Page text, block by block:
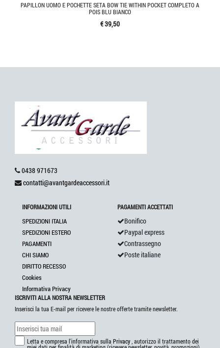
PAPILLON UOMO E POCHETTE SETA BOW TIE WITHIN POCKET COMPLETO A
POIS BLU BIANCO
€ 39,50
0438 971673
contatti@avantgardeaccessori.it
INFORMAZIONI UTILI
SPEDIZIONI ITALIA
SPEDIZIONI ESTERO
PAGAMENTI
CHI SIAMO
DIRITTO RECESSO
Cookies
Informativa Privacy
PAGAMENTI ACCETTATI
Bonifico
Paypal express
Contrassegno
Poste italiane
ISCRIVITI ALLA NOSTRA NEWSLETTER
Inserisci la tua E-mail per ricevere le nostre offerte tramite newsletter.
Letta e compresa l'informativa sulla Privacy , autorizzo il trattamento dei